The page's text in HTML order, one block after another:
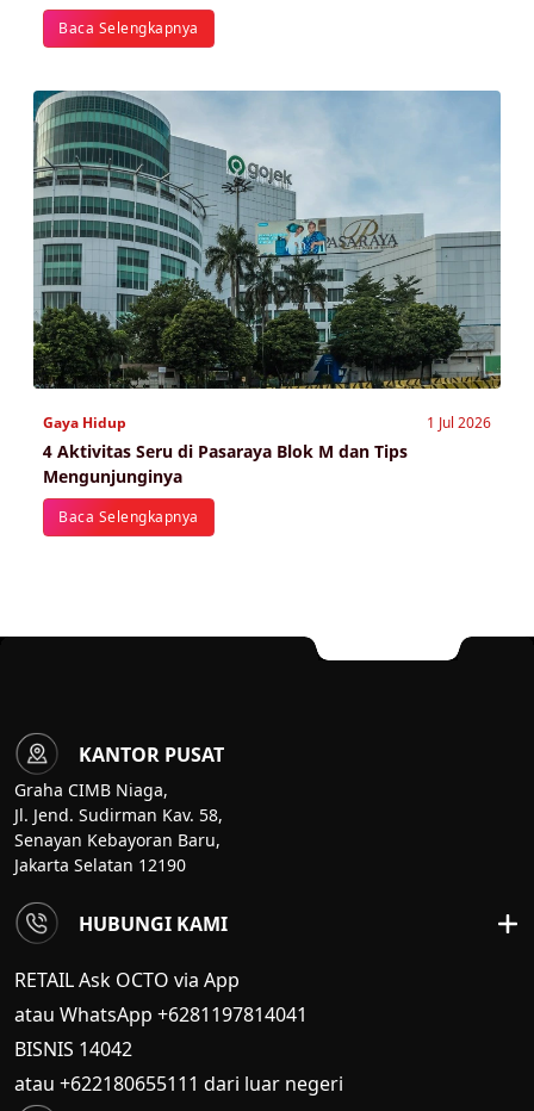
Baca Selengkapnya
Gaya Hidup 1 Jul 2026
4 Aktivitas Seru di Pasaraya Blok M dan Tips
Mengunjunginya
Baca Selengkapnya
KANTOR PUSAT
Graha CIMB Niaga,
Jl. Jend. Sudirman Kav. 58,
Senayan Kebayoran Baru,
Jakarta Selatan 12190
HUBUNGI KAMI
RETAIL Ask OCTO via App
atau WhatsApp +6281197814041
BISNIS 14042
atau +622180655111 dari luar negeri